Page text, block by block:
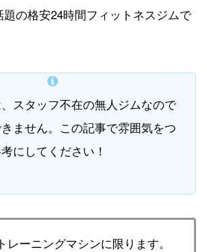
の格安24時間フィットネスジムで
スタッフ不在の無人ジムなので
ません。この記事で雰囲気をつ
にしてください！
レーニングマシンに限ります。